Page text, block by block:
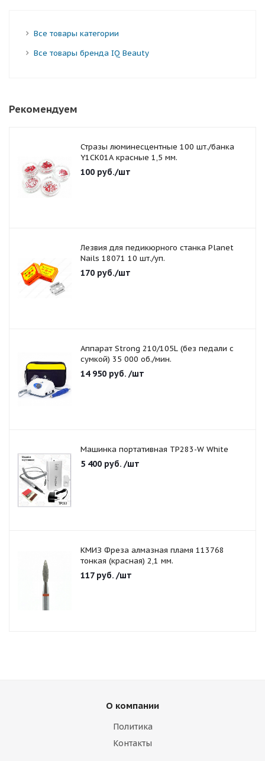
Все товары категории
Все товары бренда IQ Beauty
Рекомендуем
Стразы люминесцентные 100 шт./банка
Y1CK01A красные 1,5 мм.
100 руб./шт
Лезвия для педикюрного станка Planet
Nails 18071 10 шт./уп.
170 руб./шт
Аппарат Strong 210/105L (без педали с
сумкой) 35 000 об./мин.
14 950 руб. /шт
Машинка портативная TP283-W White
5 400 руб. /шт
КМИЗ Фреза алмазная пламя 113768
тонкая (красная) 2,1 мм.
117руб. /шт
О компании
Политика
Контакты